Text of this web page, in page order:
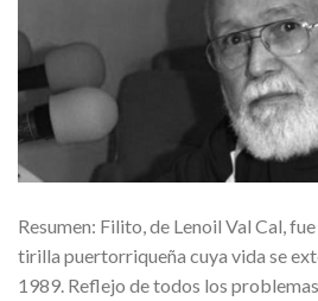
Resumen: Filito, de Lenoil Val Cal,
tirilla puertorriqueña cuya vida se
1989. Reflejo de todos los